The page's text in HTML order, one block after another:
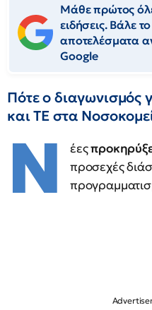
Μάθε πρώτος
ειδήσεις. Βάλε
αποτελέσματα
Google
Πότε ο διαγωνισμός
και ΤΕ στα
Ν έες
προσεχές